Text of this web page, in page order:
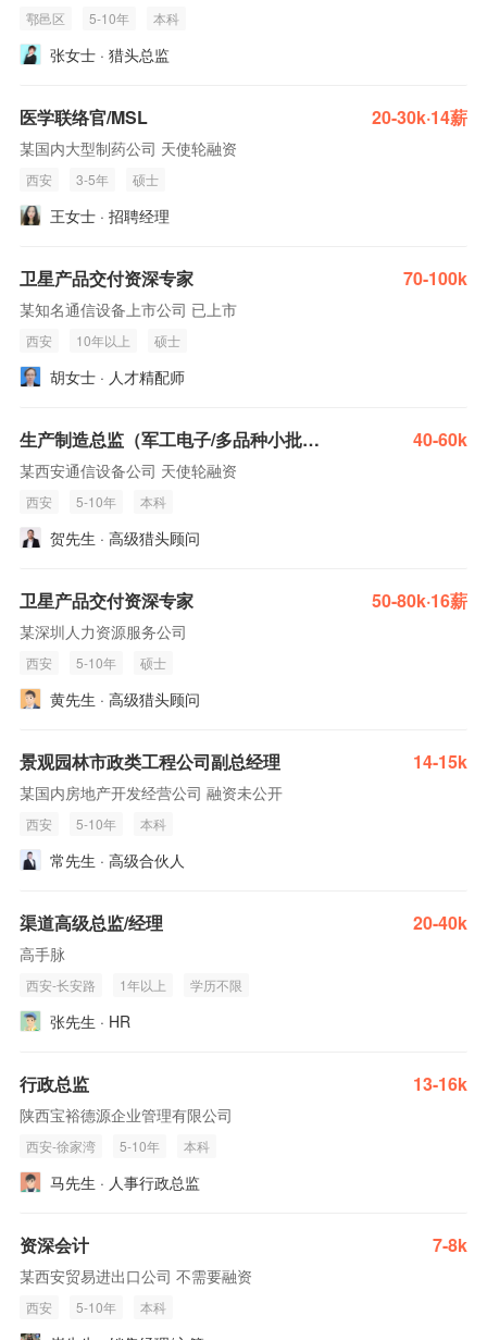
鄠邑区 5-10年 本科
张女士 · 猎头总监
医学联络官/MSL 20-30k·14薪
某国内大型制药公司 天使轮融资
西安 3-5年 硕士
王女士 · 招聘经理
卫星产品交付资深专家 70-100k
某知名通信设备上市公司 已上市
西安 10年以上 硕士
胡女士 · 人才精配师
生产制造总监（军工电子/多品种小批量） 40-60k
某西安通信设备公司 天使轮融资
西安 5-10年 本科
贺先生 · 高级猎头顾问
卫星产品交付资深专家 50-80k·16薪
某深圳人力资源服务公司
西安 5-10年 硕士
黄先生 · 高级猎头顾问
景观园林市政类工程公司副总经理 14-15k
某国内房地产开发经营公司 融资未公开
西安 5-10年 本科
常先生 · 高级合伙人
渠道高级总监/经理 20-40k
高手脉
西安-长安路 1年以上 学历不限
张先生 · HR
行政总监 13-16k
陕西宝裕德源企业管理有限公司
西安-徐家湾 5-10年 本科
马先生 · 人事行政总监
资深会计 7-8k
某西安贸易进出口公司 不需要融资
西安 5-10年 本科